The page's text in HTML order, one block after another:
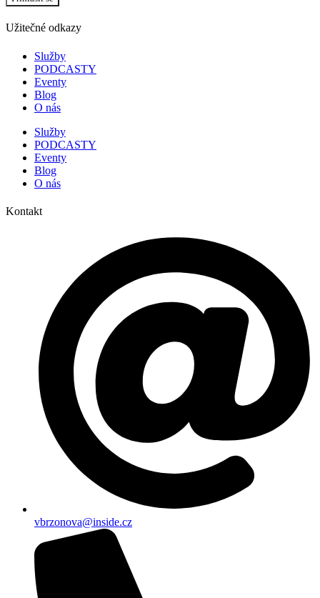
Užitečné odkazy
Služby
PODCASTY
Eventy
Blog
O nás
Služby
PODCASTY
Eventy
Blog
O nás
Kontakt
vbrzonova@inside.cz